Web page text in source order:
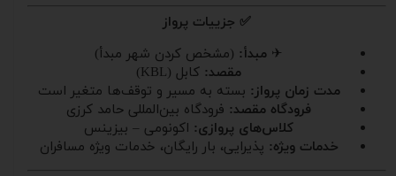
✅ جزییات پرواز
✈ مبدأ: (مشخص کردن شهر مبدأ)
مقصد: کابل (KBL)
مدت زمان پرواز: بسته به مسیر و توقف‌ها متغیر است
فرودگاه مقصد: فرودگاه بین‌المللی حامد کرزی
کلاس‌های پروازی: اکونومی – بیزینس
خدمات ویژه: پذیرایی، بار رایگان، خدمات ویژه مسافران